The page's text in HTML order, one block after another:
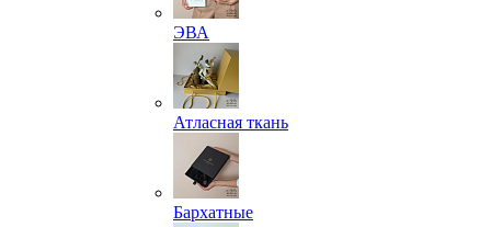
ЭВА
Атласная ткань
Бархатные